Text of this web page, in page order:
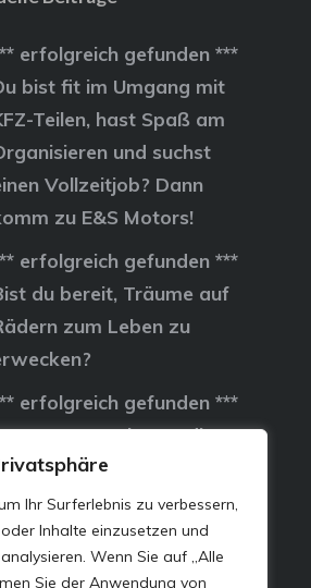
Ihr Surferlebnis zu verbessern,
Inhalte einzusetzen und
Wenn Sie auf „Alle
Sie der Anwendung von
erfolgreich gefunden ***
bist fit im Umgang mit
Teilen, hast Spaß am
und suchst
Vollzeitjob? Dann
zu E&S Motors!
erfolgreich gefunden ***
du bereit, Träume auf
zum Leben zu
erfolgreich gefunden ***
uns gemeinsam die
erobern…